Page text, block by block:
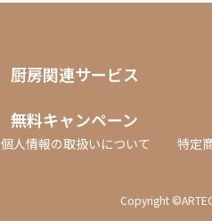
厨房関連サービス
無料キャンペーン
個人情報の取扱いについて 特定
Copyright